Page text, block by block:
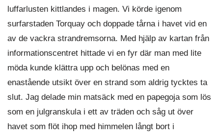
luffarlusten kittlandes i magen. Vi körde igenom
surfarstaden Torquay och doppade tårna i havet vid en
av de vackra strandremsorna. Med hjälp av kartan från
informationscentret hittade vi en fyr där man med lite
möda kunde klättra upp och belönas med en
enastående utsikt över en strand som aldrig tycktes ta
slut. Jag delade min matsäck med en papegoja som lös
som en julgranskula i ett av träden och såg ut över
havet som flöt ihop med himmelen långt bort i